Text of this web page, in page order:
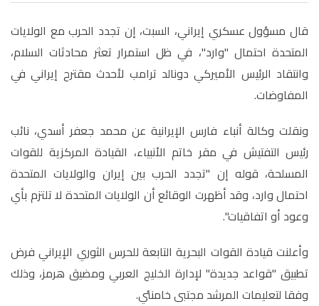
قال مسؤول عسكري إيراني، السبت، إن تجدد الحرب مع الولايات
المتحدة احتمال "وارد"، في ظل استمرار تعثر محادثات السلام،
وانتقاد الرئيس الأميركي دونالد ترامب لأحدث مقترح إيراني في
المفاوضات.
ونقلت وكالة أنباء فارس الإيرانية عن محمد جعفر أسدي، نائب
رئيس التفتيش في مقر خاتم الأنبياء، القيادة المركزية للقوات
المسلحة، قوله إن "تجدد الحرب بين إيران والولايات المتحدة
احتمال وارد، وقد أظهرت الوقائع أن الولايات المتحدة لا تلتزم بأي
وعود أو اتفاقيات".
وأعلنت قيادة القوات البحرية التابعة للحرس الثوري الإيراني فرض
تطبيق "قواعد جديدة" لإدارة الخليج العربي ومضيق هرمز، وذلك
وفقا لتعليمات المرشد مجتبى خامنئي.